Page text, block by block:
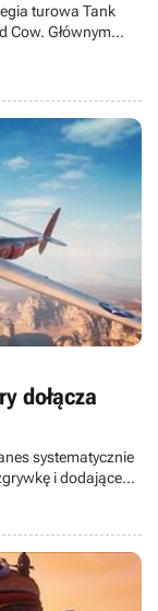
turowa Tank
Cow. Głównym
cykl Panzer
dołącza
systematycznie
i dodające
sześć
w